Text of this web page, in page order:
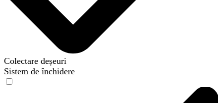
Colectare deșeuri
Sistem de închidere